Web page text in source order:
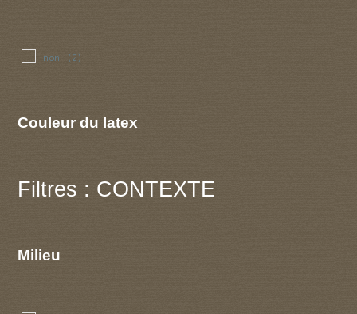
non (2)
Couleur du latex
Filtres : CONTEXTE
Milieu